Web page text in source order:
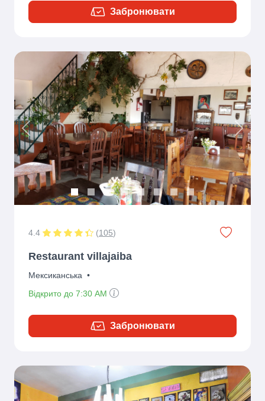
Забронювати
Previous Next
4.4 (105)
Restaurant villajaiba
Мексиканська •
Відкрито до 7:30 AM
Забронювати